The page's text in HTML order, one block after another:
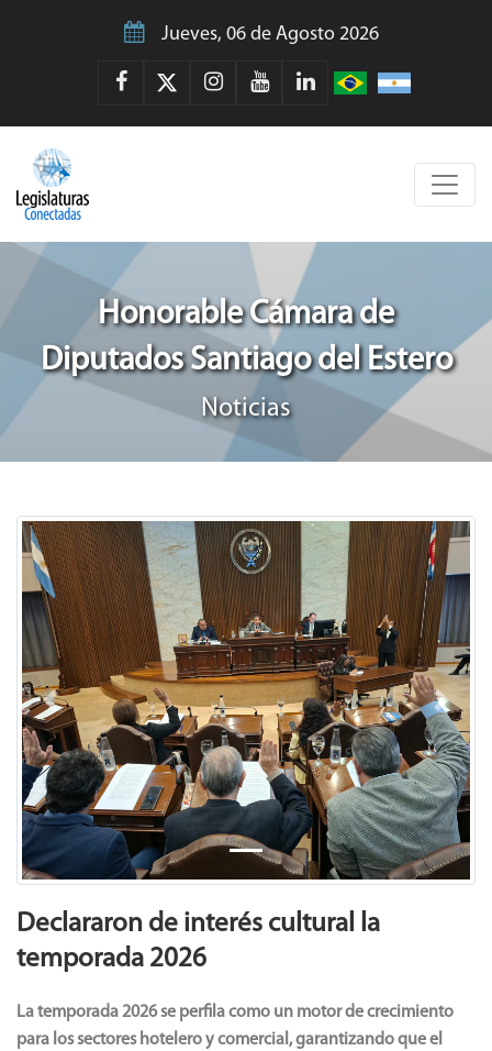
Jueves, 06 de Agosto 2026
Honorable Cámara de
Diputados Santiago del Estero
Noticias
Previous Next
Declararon de interés cultural la
temporada 2026
La temporada 2026 se perfila como un motor de crecimiento
para los sectores hotelero y comercial, garantizando que el